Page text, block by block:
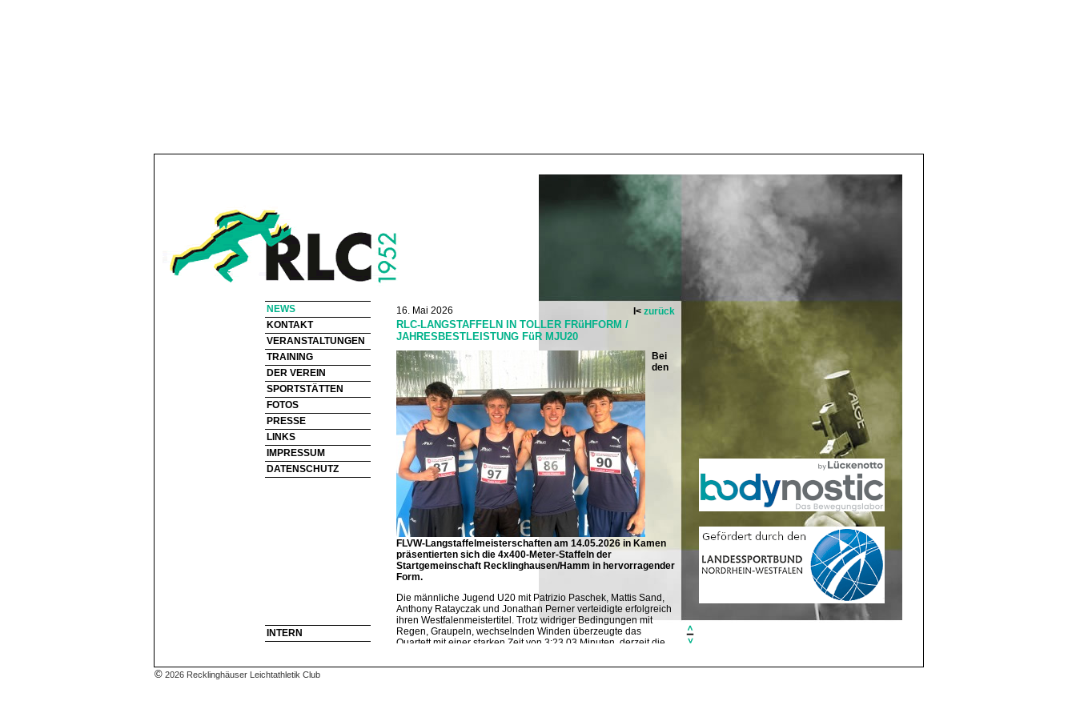
NEWS
KONTAKT
VERANSTALTUNGEN
TRAINING
DER VEREIN
SPORTSTÄTTEN
FOTOS
PRESSE
LINKS
IMPRESSUM
DATENSCHUTZ
INTERN
16. Mai 2026 I< zurück
RLC-LANGSTAFFELN IN TOLLER FRüHFORM /
JAHRESBESTLEISTUNG FüR MJU20
Bei
den
FLVW-Langstaffelmeisterschaften am 14.05.2026 in Kamen
präsentierten sich die 4x400-Meter-Staffeln der
Startgemeinschaft Recklinghausen/Hamm in hervorragender
Form.
Die männliche Jugend U20 mit Patrizio Paschek, Mattis Sand,
Anthony Ratayczak und Jonathan Perner verteidigte erfolgreich
ihren Westfalenmeistertitel. Trotz widriger Bedingungen mit
Regen, Graupeln, wechselnden Winden überzeugte das
Quartett mit einer starken Zeit von 3:23,03 Minuten, derzeit die
Gleichzeitig sicherten sich die
© 2026 Recklinghäuser Leichtathletik Club